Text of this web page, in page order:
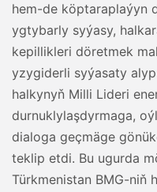
hem-de köptaraplaýyn
ygtybarly syýasy,
kepillikleri döretmek
yzygiderli syýasaty
halkynyň Milli Lideri
durnuklylaşdyrmaga,
dialoga geçmäge
teklip etdi. Bu ugurda
Türkmenistan BMG-niň